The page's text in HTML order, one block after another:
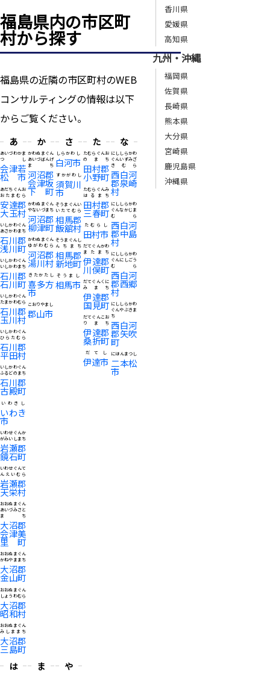
福島県内の市区町
村から探す
福島県の近隣の市区町村のWEB
コンサルティングの情報は以下
からご覧ください。
あ
会津若
松市
あいづわかま
つし
安達郡
大玉村
あだちぐんお
おたまむら
石川郡
浅川町
いしかわぐん
あさかわまち
石川郡
石川町
いしかわぐん
いしかわまち
石川郡
玉川村
いしかわぐん
たまかわむら
石川郡
平田村
いしかわぐん
ひらたむら
石川郡
古殿町
いしかわぐん
ふるどのまち
いわき
市
いわきし
岩瀬郡
鏡石町
いわせぐんか
がみいしまち
岩瀬郡
天栄村
いわせぐんて
んえいむら
大沼郡
会津美
里町
おおぬまぐん
あいづみさと
まち
大沼郡
金山町
おおぬまぐん
かねやままち
大沼郡
昭和村
おおぬまぐん
しょうわむら
大沼郡
三島町
おおぬまぐん
みしままち
か
河沼郡
会津坂
下町
かわぬまぐん
あいづばんげ
まち
河沼郡
柳津町
かわぬまぐん
やないづまち
河沼郡
湯川村
かわぬまぐん
ゆがわむら
喜多方
市
きたかたし
郡山市
こおりやまし
さ
白河市
しらかわし
須賀川
市
すかがわし
相馬郡
飯舘村
そうまぐんい
いたてむら
相馬郡
新地町
そうまぐんし
んちまち
相馬市
そうまし
た
田村郡
小野町
たむらぐんお
のまち
田村郡
三春町
たむらぐんみ
はるまち
田村市
たむらし
伊達郡
川俣町
だてぐんかわ
またまち
伊達郡
国見町
だてぐんくに
みまち
伊達郡
桑折町
だてぐんこお
りまち
伊達市
だてし
な
西白河
郡泉崎
村
にししらかわ
ぐんいずみざ
きむら
西白河
郡中島
村
にししらかわ
ぐんなかじま
むら
西白河
郡西郷
村
にししらかわ
ぐんにしごう
むら
西白河
郡矢吹
町
にししらかわ
ぐんやぶきま
ち
二本松
市
にほんまつし
は ま や
香川県
愛媛県
高知県
九州・沖縄
福岡県
佐賀県
長崎県
熊本県
大分県
宮崎県
鹿児島県
沖縄県